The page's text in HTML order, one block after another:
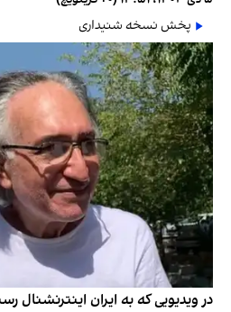
پخش نسخه شنیداری
در ویدیویی که به ایران اینترنشنال